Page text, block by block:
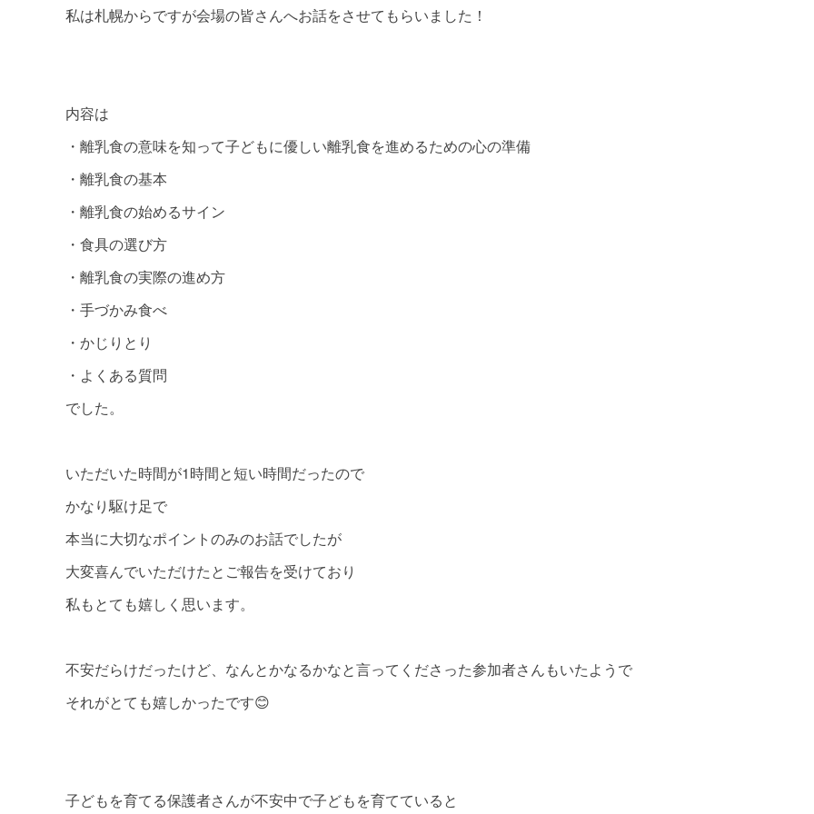
私は札幌からですが会場の皆さんへお話をさせてもらいました！
内容は
・離乳食の意味を知って子どもに優しい離乳食を進めるための心の準備
・離乳食の基本
・離乳食の始めるサイン
・食具の選び方
・離乳食の実際の進め方
・手づかみ食べ
・かじりとり
・よくある質問
でした。
いただいた時間が1時間と短い時間だったので
かなり駆け足で
本当に大切なポイントのみのお話でしたが
大変喜んでいただけたとご報告を受けており
私もとても嬉しく思います。
不安だらけだったけど、なんとかなるかなと言ってくださった参加者さんもいたようで
それがとても嬉しかったです😊
子どもを育てる保護者さんが不安中で子どもを育てていると